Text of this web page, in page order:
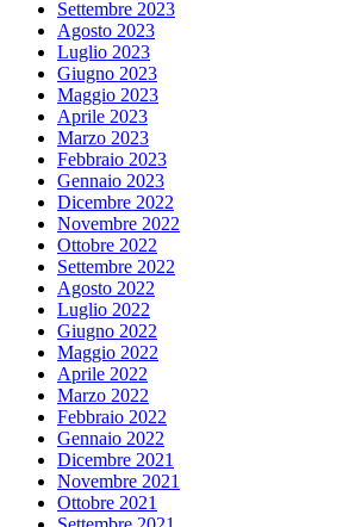
Settembre 2023
Agosto 2023
Luglio 2023
Giugno 2023
Maggio 2023
Aprile 2023
Marzo 2023
Febbraio 2023
Gennaio 2023
Dicembre 2022
Novembre 2022
Ottobre 2022
Settembre 2022
Agosto 2022
Luglio 2022
Giugno 2022
Maggio 2022
Aprile 2022
Marzo 2022
Febbraio 2022
Gennaio 2022
Dicembre 2021
Novembre 2021
Ottobre 2021